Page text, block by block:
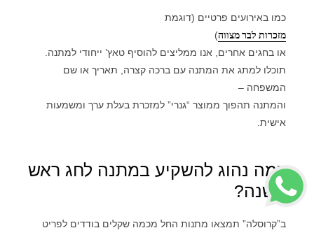
כמו באירועים פרטיים (דוגמת
מזכרות לבר מצווה)
או בחגים אחרים, אנו ממליצים להוסיף טאץ’ ייחודי למתנה.
תוכלו למתג את המתנה עם ברכה קצרה, תאריך או שם
המשפחה –
והמתנה תהפוך ממוצר “גנרי” למזכרת בעלת ערך ומשמעות
אישית.
כמה נהוג להשקיע במתנה לחג ראש
השנה?
ב”קרוסלה” תמצאו מתנות החל מכמה שקלים בודדים לפריט